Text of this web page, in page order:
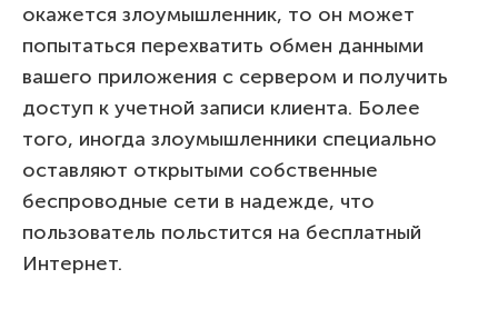
окажется злоумышленник, то он может
попытаться перехватить обмен данными
вашего приложения с сервером и получить
доступ к учетной записи клиента. Более
того, иногда злоумышленники специально
оставляют открытыми собственные
беспроводные сети в надежде, что
пользователь польстится на бесплатный
Интернет.